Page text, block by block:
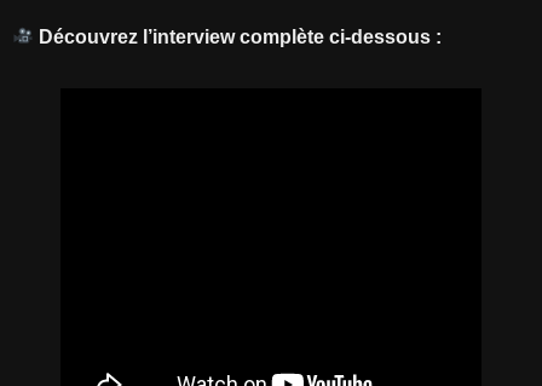
Découvrez l’interview complète ci-dessous :